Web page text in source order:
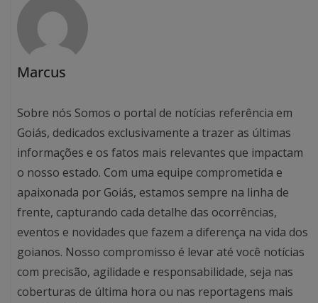
Marcus
Sobre nós Somos o portal de notícias referência em
Goiás, dedicados exclusivamente a trazer as últimas
informações e os fatos mais relevantes que impactam
o nosso estado. Com uma equipe comprometida e
apaixonada por Goiás, estamos sempre na linha de
frente, capturando cada detalhe das ocorrências,
eventos e novidades que fazem a diferença na vida dos
goianos. Nosso compromisso é levar até você notícias
com precisão, agilidade e responsabilidade, seja nas
coberturas de última hora ou nas reportagens mais